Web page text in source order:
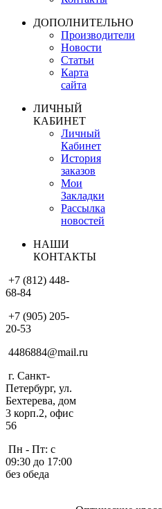
ДОПОЛНИТЕЛЬНО
Производители
Новости
Статьи
Карта
сайта
ЛИЧНЫЙ
КАБИНЕТ
Личный
Кабинет
История
заказов
Мои
Закладки
Рассылка
новостей
НАШИ
КОНТАКТЫ
+7 (812) 448-
68-84
+7 (905) 205-
20-53
4486884@mail.ru
г. Санкт-
Петербург, ул.
Бехтерева, дом
3 корп.2, офис
56
Пн - Пт: с
09:30 до 17:00
без обеда